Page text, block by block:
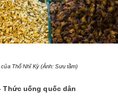
Thổ Nhĩ Kỳ (Ảnh: Sưu tầm)
Thức uống quốc dân